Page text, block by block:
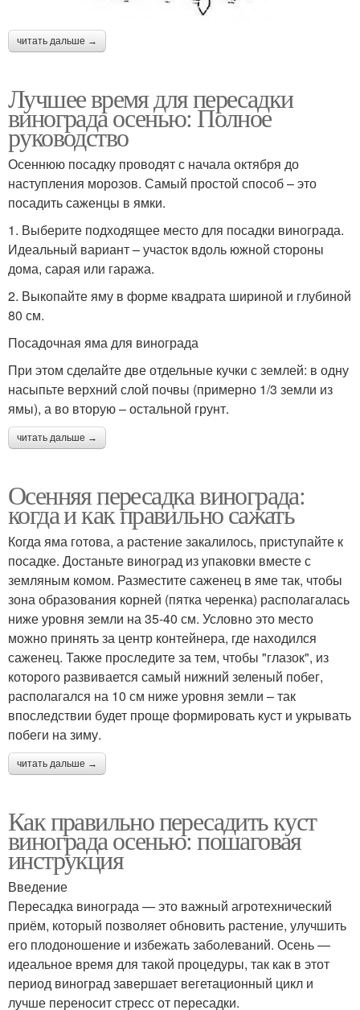
читать дальше →
Лучшее время для пересадки
винограда осенью: Полное
руководство
Осеннюю посадку проводят с начала октября до
наступления морозов. Самый простой способ – это
посадить саженцы в ямки.
1. Выберите подходящее место для посадки винограда.
Идеальный вариант – участок вдоль южной стороны
дома, сарая или гаража.
2. Выкопайте яму в форме квадрата шириной и глубиной
80 см.
Посадочная яма для винограда
При этом сделайте две отдельные кучки с землей: в одну
насыпьте верхний слой почвы (примерно 1/3 земли из
ямы), а во вторую – остальной грунт.
читать дальше →
Осенняя пересадка винограда:
когда и как правильно сажать
Когда яма готова, а растение закалилось, приступайте к
посадке. Достаньте виноград из упаковки вместе с
земляным комом. Разместите саженец в яме так, чтобы
зона образования корней (пятка черенка) располагалась
ниже уровня земли на 35-40 см. Условно это место
можно принять за центр контейнера, где находился
саженец. Также проследите за тем, чтобы "глазок", из
которого развивается самый нижний зеленый побег,
располагался на 10 см ниже уровня земли – так
впоследствии будет проще формировать куст и укрывать
побеги на зиму.
читать дальше →
Как правильно пересадить куст
винограда осенью: пошаговая
инструкция
Введение
Пересадка винограда — это важный агротехнический
приём, который позволяет обновить растение, улучшить
его плодоношение и избежать заболеваний. Осень —
идеальное время для такой процедуры, так как в этот
период виноград завершает вегетационный цикл и
лучше переносит стресс от пересадки.